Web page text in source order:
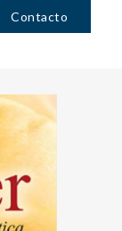
Contacto